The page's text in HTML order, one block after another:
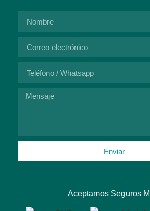
Enviar
Aceptamos Seguros